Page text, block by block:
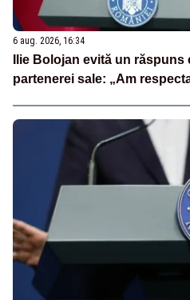
6 aug. 2026, 16:34
Ilie Bolojan evită un
partenerei sale: „Am